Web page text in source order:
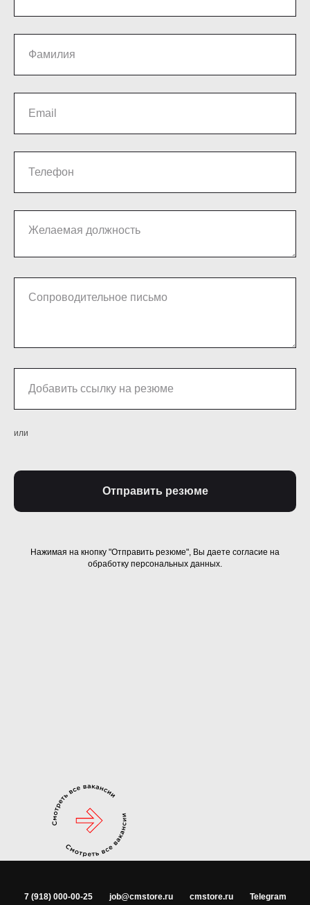
или
Отправить резюме
Нажимая на кнопку "Отправить резюме", Вы даете согласие на
обработку персональных данных.
7 (918) 000-00-25 job@cmstore.ru cmstore.ru Telegram